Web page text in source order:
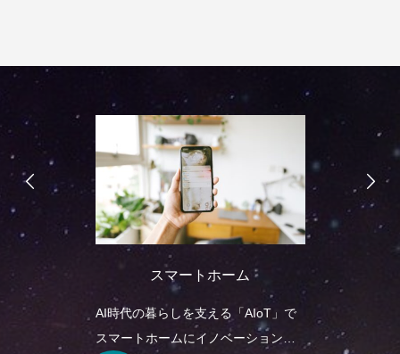
スマートホーム
AI時代の暮らしを支える「AIoT」で
スマートホームにイノベーションを